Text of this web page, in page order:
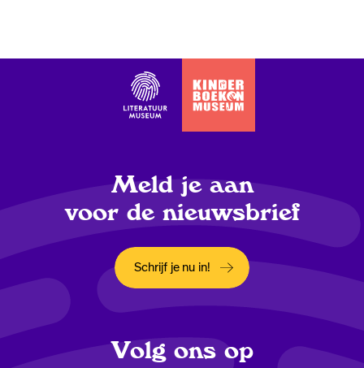
Meld je aan
voor de nieuwsbrief
Opent in een nieuw tabblad
Schrijf je nu in!
Volg ons op